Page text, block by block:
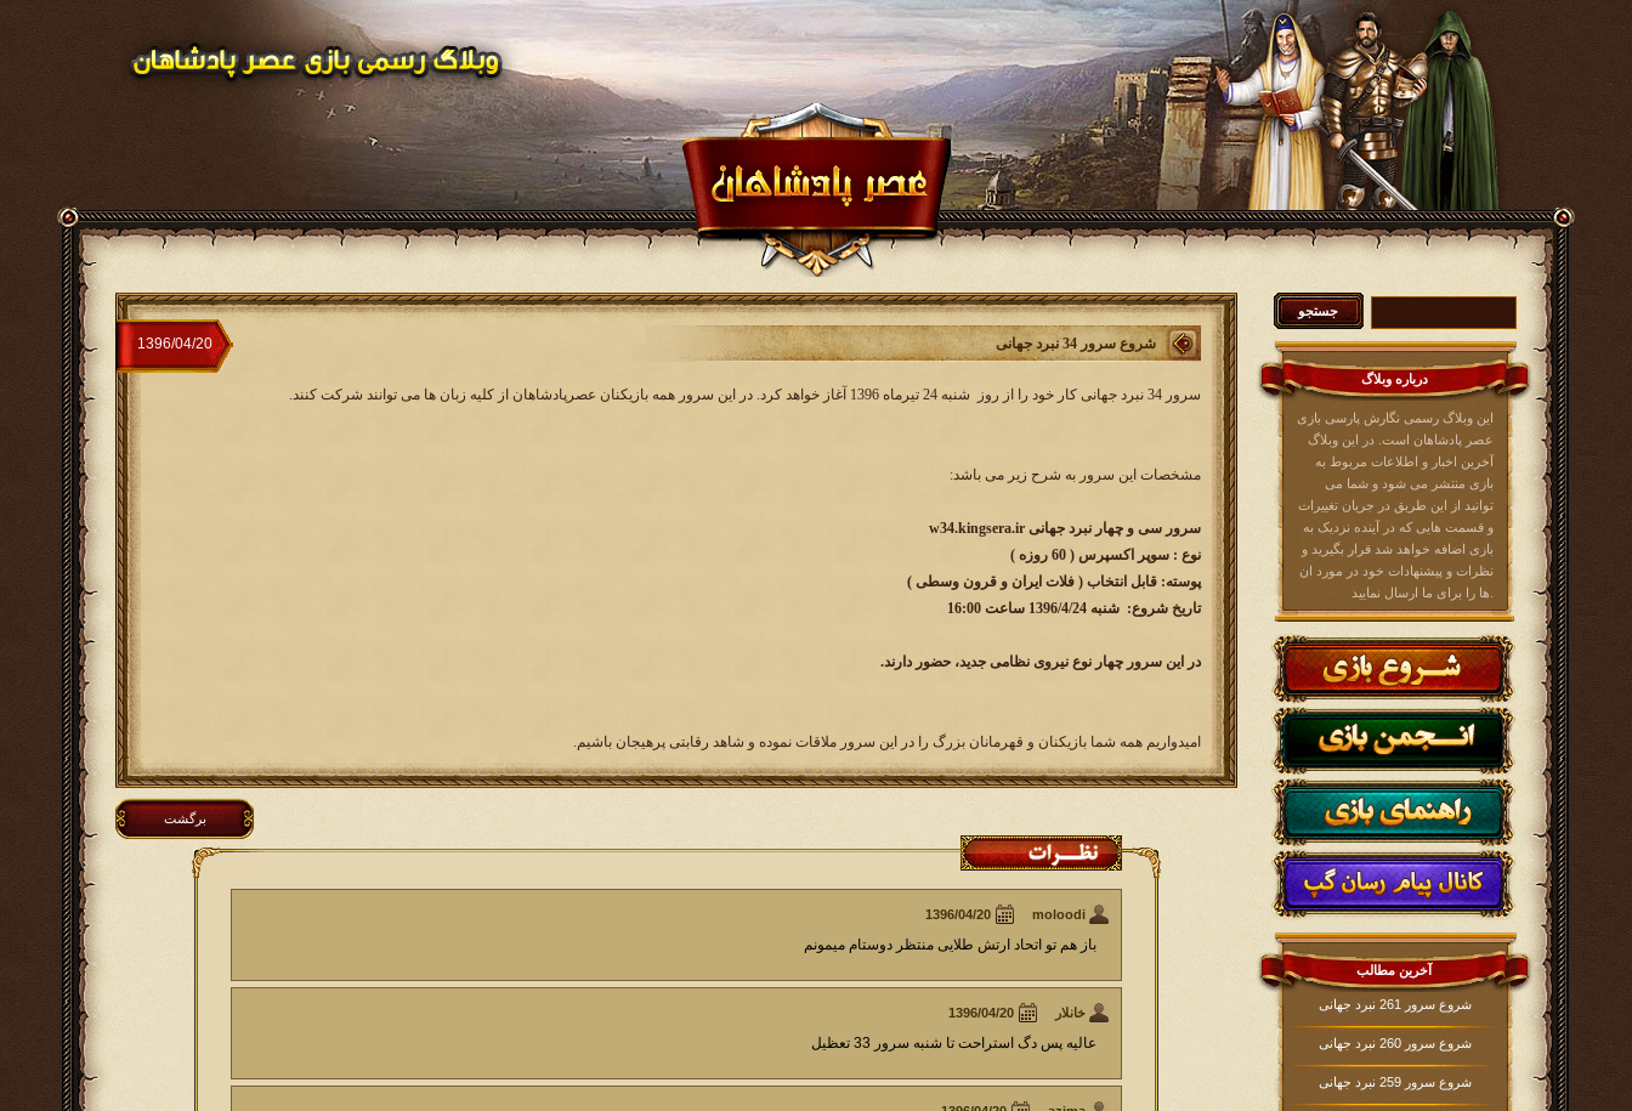
درباره وبلاگ
این وبلاگ رسمی نگارش پارسی بازی
عصر پادشاهان است. در این وبلاگ
آخرین اخبار و اطلاعات مربوط به
بازی منتشر می شود و شما می
توانید از این طریق در جریان تغییرات
و قسمت هایی که در آینده نزدیک به
بازی اضافه خواهد شد قرار بگیرید و
نظرات و پیشنهادات خود در مورد ان
آخرین مطالب
شروع سرور 261 نبرد جهانی
شروع سرور 260 نبرد جهانی
شروع سرور 259 نبرد جهانی
شروع سرور 34 نبرد جهانی ‏1396/04/20
سرور 34 نبرد جهانی کار خود را از روز شنبه 24 تیرماه 1396 آغاز خواهد کرد. در این سرور همه بازیکنان عصرپادشاهان از کلیه زبان ها می توانند شرکت کنند.
مشخصات این سرور به شرح زیر می باشد:
سرور سی و چهار نبرد جهانی w34.kingsera.ir
نوع : سوپر اکسپرس ( 60 روزه )
پوسته: قابل انتخاب ( فلات ایران و قرون وسطی )
تاریخ شروع: شنبه 1396/4/24 ساعت 16:00
در این سرور چهار نوع نیروی نظامی جدید، حضور دارند.
امیدواریم همه شما بازیکنان و قهرمانان بزرگ را در این سرور ملاقات نموده و شاهد رقابتی پرهیجان باشیم.
برگشت
moloodi
باز هم تو اتحاد ارتش طلایی منتظر دوستام میمونم
خانلار
عالیه پس دگ استراحت تا شنبه سرور 33 تعظیل